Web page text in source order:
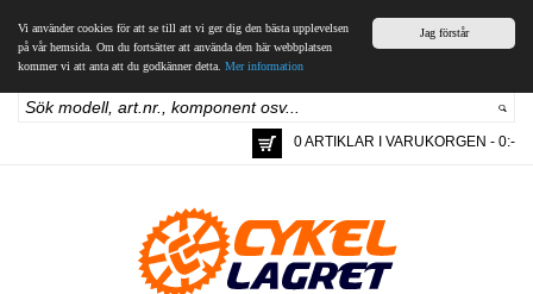
Jag förstår
Vi använder cookies för att se till att vi ger dig den bästa upplevelsen
på vår hemsida. Om du fortsätter att använda den här webbplatsen
kommer vi att anta att du godkänner detta. Mer information
0 ARTIKLAR I VARUKORGEN - 0:-